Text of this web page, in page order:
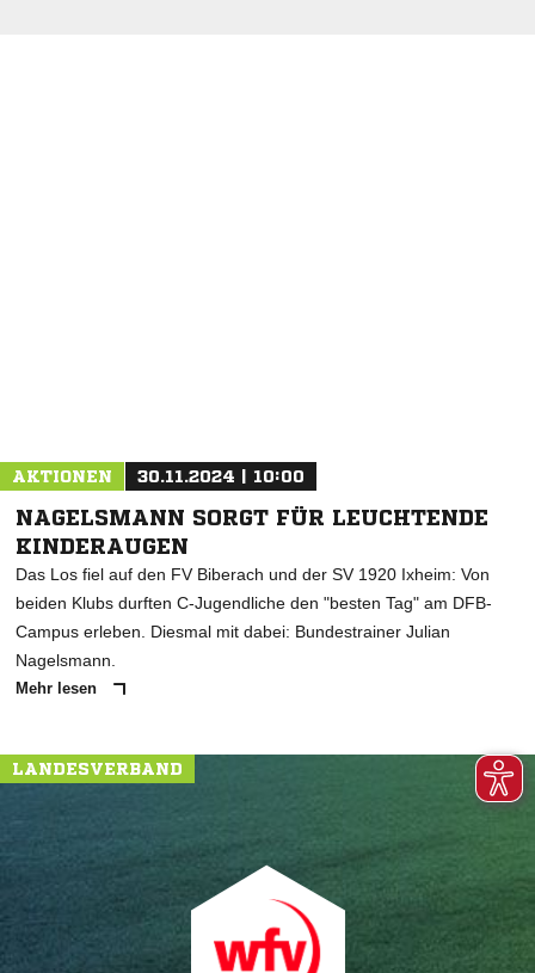
AKTIONEN 30.11.2024 | 10:00
NAGELSMANN SORGT FÜR LEUCHTENDE
KINDERAUGEN
Das Los fiel auf den FV Biberach und der SV 1920 Ixheim: Von
beiden Klubs durften C-Jugendliche den "besten Tag" am DFB-
Campus erleben. Diesmal mit dabei: Bundestrainer Julian
Nagelsmann.
Mehr lesen
LANDESVERBAND